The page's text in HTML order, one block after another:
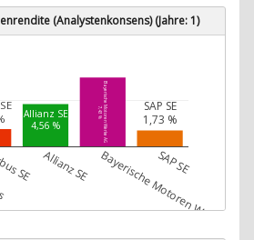
(Analystenkonsens) (Jahre: 1)
Allianz SE
4,56 % Bayerische Motoren Werke AG
7,43 % SAP SE
1,73 %
SE Allianz SE Bayerische Motoren Werke AG
SAP SE